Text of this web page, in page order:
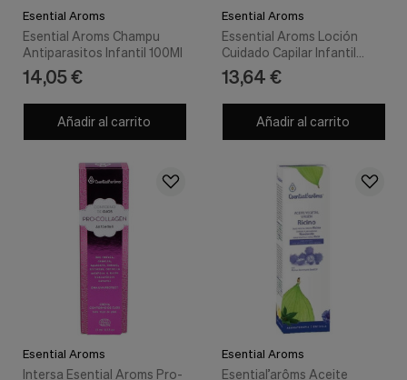
Esential Aroms
Esential Aroms Champu
Antiparasitos Infantil 100Ml
14,05 €
Añadir al carrito
Esential Aroms
Essential Aroms Loción
Cuidado Capilar Infantil
60ml - Esential Aroms
13,64 €
Añadir al carrito
Esential Aroms
Intersa Esential Aroms Pro-
Esential Aroms
Esential’arôms Aceite